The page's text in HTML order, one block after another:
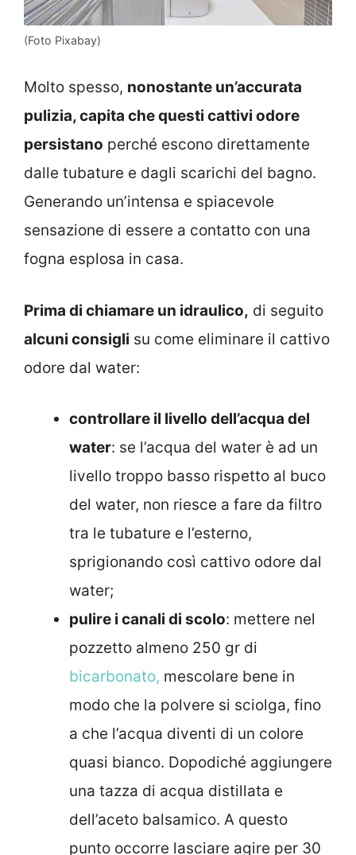
(Foto Pixabay)
Molto spesso, nonostante un’accurata
pulizia, capita che questi cattivi odore
persistano perché escono direttamente
dalle tubature e dagli scarichi del bagno.
Generando un’intensa e spiacevole
sensazione di essere a contatto con una
fogna esplosa in casa.
Prima di chiamare un idraulico, di seguito
alcuni consigli su come eliminare il cattivo
odore dal water:
controllare il livello dell’acqua del
water: se l’acqua del water è ad un
livello troppo basso rispetto al buco
del water, non riesce a fare da filtro
tra le tubature e l’esterno,
sprigionando così cattivo odore dal
water;
pulire i canali di scolo: mettere nel
pozzetto almeno 250 gr di
bicarbonato, mescolare bene in
modo che la polvere si sciolga, fino
a che l’acqua diventi di un colore
quasi bianco. Dopodiché aggiungere
una tazza di acqua distillata e
dell’aceto balsamico. A questo
punto occorre lasciare agire per 30